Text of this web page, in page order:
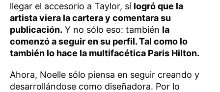
llegar el accesorio a Taylor, sí logró que la
artista viera la cartera y comentara su
publicación. Y no sólo eso: también la
comenzó a seguir en su perfil. Tal como lo
también lo hace la multifacética Paris Hilton.
Ahora, Noelle sólo piensa en seguir creando y
desarrollándose como diseñadora. Por lo